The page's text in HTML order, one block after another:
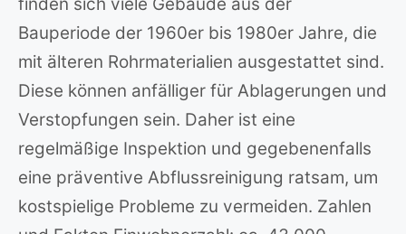
Bauperiode der 1960er bis 1980er Jahre, die
mit älteren Rohrmaterialien ausgestattet sind.
Diese können anfälliger für Ablagerungen und
Verstopfungen sein. Daher ist eine
regelmäßige Inspektion und gegebenenfalls
eine präventive Abflussreinigung ratsam, um
kostspielige Probleme zu vermeiden. Zahlen